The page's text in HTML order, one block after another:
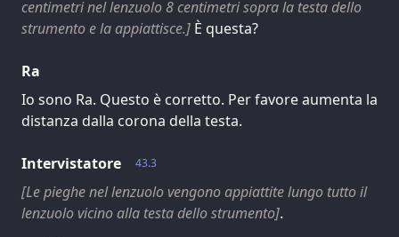
centimetri nel lenzuolo 8 centimetri sopra la testa dello
strumento e la appiattisce.] È questa?
Ra
Io sono Ra. Questo è corretto. Per favore aumenta la
distanza dalla corona della testa.
43.3
Intervistatore
[Le pieghe nel lenzuolo vengono appiattite lungo tutto il
lenzuolo vicino alla testa dello strumento].